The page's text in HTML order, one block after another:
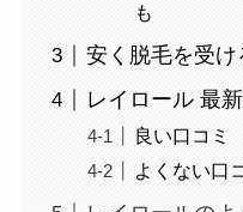
も
安く脱毛を受け
レイロール 最
良い口コミ
よくない口